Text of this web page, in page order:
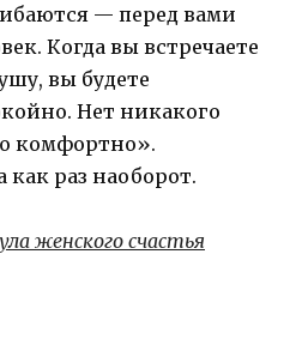
— перед вами
Когда вы встречаете
вы будете
Нет никакого
комфортно».
как раз наоборот.
женского счастья